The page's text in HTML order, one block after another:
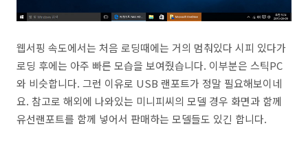
웹서핑 속도에서는 처음 로딩때에는 거의 멈춰있다 시피 있다가
로딩 후에는 아주 빠른 모습을 보여줬습니다. 이부분은 스틱PC
와 비슷합니다. 그런 이유로 USB 랜포트가 정말 필요해보이네
요. 참고로 해외에 나와있는 미니피씨의 모델 경우 화면과 함께
유선랜포트를 함께 넣어서 판매하는 모델들도 있긴 합니다.